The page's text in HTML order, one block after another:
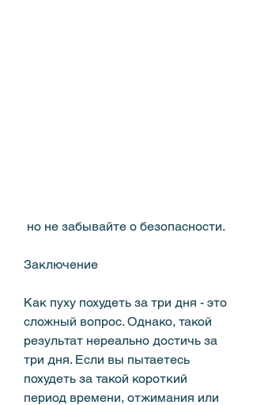
но не забывайте о безопасности.
Заключение
Как пуху похудеть за три дня - это
сложный вопрос. Однако, такой
результат нереально достичь за
три дня. Если вы пытаетесь
похудеть за такой короткий
период времени, отжимания или